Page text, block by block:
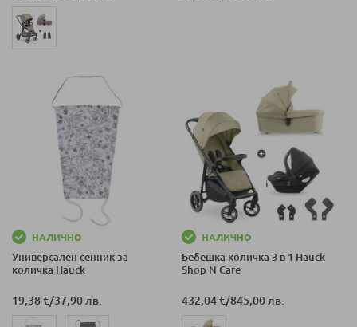
НАЛИЧНО
Универсален сенник за
количка Hauck
19,38 €/37,90 лв.
НАЛИЧНО
Бебешка количка 3 в 1 Hauck
Shop N Care
432,04 €/845,00 лв.